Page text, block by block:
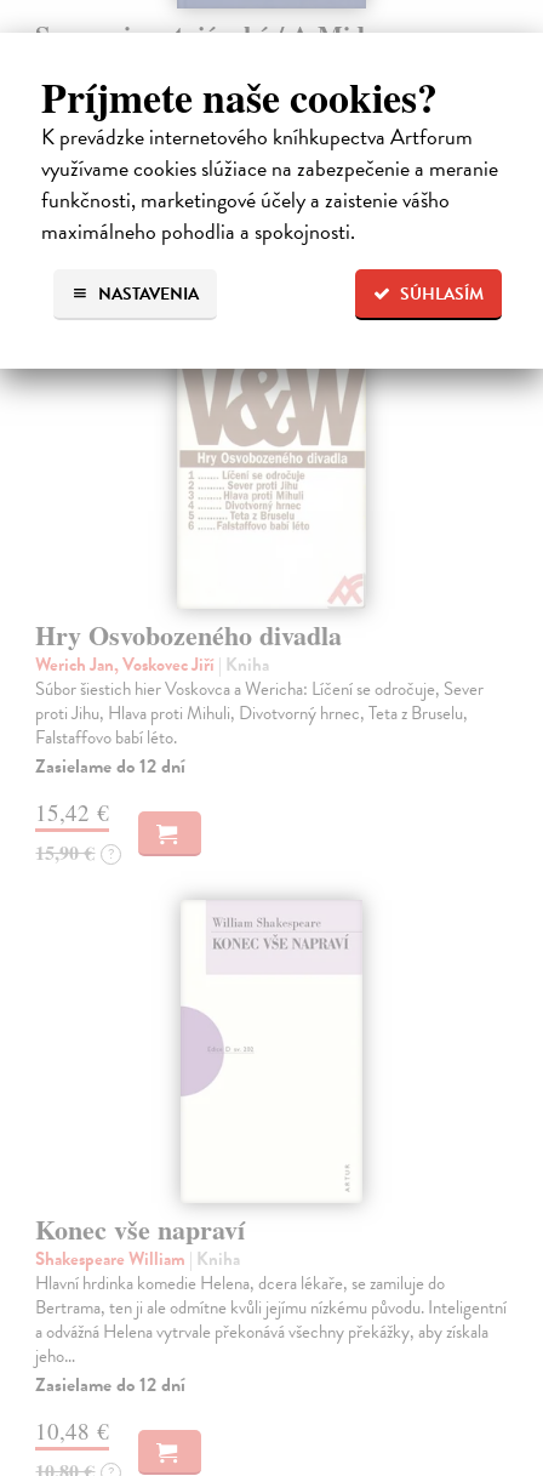
Príjmete naše cookies?
K prevádzke internetového kníhkupectva Artforum
využívame cookies slúžiace na zabezpečenie a meranie
funkčnosti, marketingové účely a zaistenie vášho
maximálneho pohodlia a spokojnosti.
SÚHLASÍM
NASTAVENIA
Sen noci svatojánské / A Midsummer
Shakespeare William| Kniha
Dvojjazyčné vydanie súborného Shakespearovho dramatického diela
v preklade Martina Hilského.
Zasielame do 12 dní
15,04 €
Hry Osvobozeného divadla
Werich Jan, Voskovec Jiří | Kniha
Súbor šiestich hier Voskovca a Wericha: Líčení se odročuje, Sever
proti Jihu, Hlava proti Mihuli, Divotvorný hrnec, Teta z Bruselu,
Falstaffovo babí léto.
Zasielame do 12 dní
15,42 €
15,90 € ?
Konec vše napraví
Shakespeare William | Kniha
Hlavní hrdinka komedie Helena, dcera lékaře, se zamiluje do
Bertrama, ten ji ale odmítne kvůli jejímu nízkému původu. Inteligentní
a odvážná Helena vytrvale překonává všechny překážky, aby získala
jeho…
Zasielame do 12 dní
10,48 €